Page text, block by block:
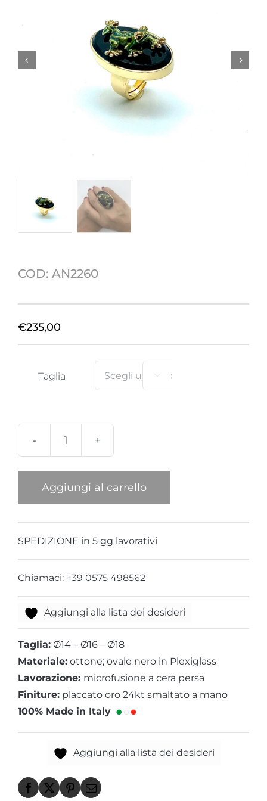
Orecchini
Cinture
A.B.
Collezioni
Home
COD: AN2260
€235,00
Taglia 
Rana
quantità
Aggiungi al carrello
SPEDIZIONE in 5 gg lavorativi
Chiamaci: +39 0575 498562
Aggiungi alla lista dei desideri
Taglia: Ø14 – Ø16 – Ø18
Materiale: ottone; ovale nero in Plexiglass
Lavorazione: microfusione a cera persa
Finiture: placcato oro 24kt smaltato a mano
100% Made in Italy
Aggiungi alla lista dei desideri